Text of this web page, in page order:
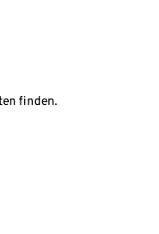
finden.